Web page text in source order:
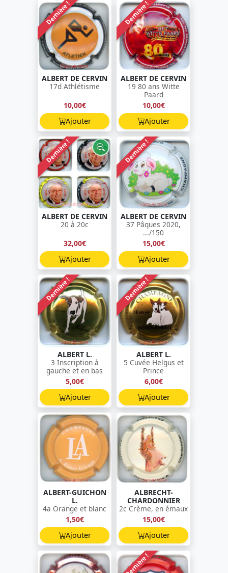
Dernière !
ALBERT DE CERVIN
17d Athlétisme
10,00€
Ajouter
Dernière !
ALBERT DE CERVIN
19 80 ans Witte
Paard
10,00€
Ajouter
Dernière !
ALBERT DE CERVIN
20 à 20c
32,00€
Ajouter
Dernière !
ALBERT DE CERVIN
37 Pâques 2020,
.../150
15,00€
Ajouter
Dernière !
ALBERT L.
3 Inscription à
gauche et en bas
5,00€
Ajouter
Dernière !
ALBERT L.
5 Cuvée Helgus et
Prince
6,00€
Ajouter
ALBERT-GUICHON
L.
4a Orange et blanc
1,50€
Ajouter
ALBRECHT-
CHARDONNIER
2c Crème, en émaux
15,00€
Ajouter
Dernière !